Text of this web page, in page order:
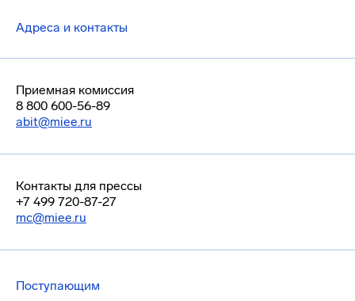
Адреса и контакты
Приемная комиссия
8 800 600-56-89
abit@miee.ru
Контакты для прессы
+7 499 720-87-27
mc@miee.ru
Поступающим